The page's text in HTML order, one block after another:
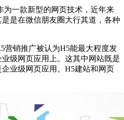
一款新型的网页技术，近年来
是在微信朋友圈大行其道，各种
销推广被认为H5能最大程度发
级网页应用上。这其中网站既是
业级网页应用。H5建站和网页